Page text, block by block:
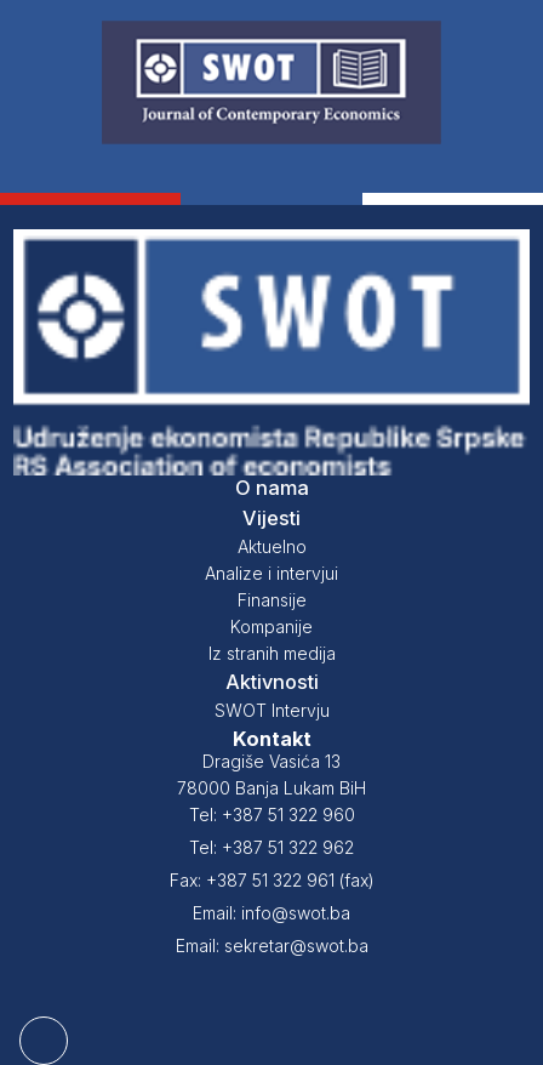
O nama
Vijesti
Aktuelno
Analize i intervjui
Finansije
Kompanije
Iz stranih medija
Aktivnosti
SWOT Intervju
Kontakt
Dragiše Vasića 13
78000 Banja Lukam BiH
Tel: +387 51 322 960
Tel: +387 51 322 962
Fax: +387 51 322 961 (fax)
Email: info@swot.ba
Email: sekretar@swot.ba